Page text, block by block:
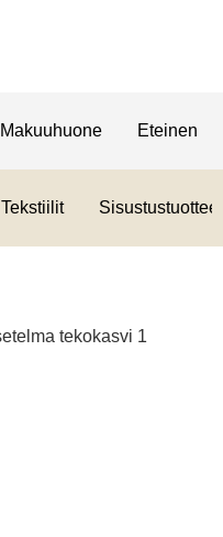
Makuuhuone Eteinen
Tekstiilit Sisustustuotteet